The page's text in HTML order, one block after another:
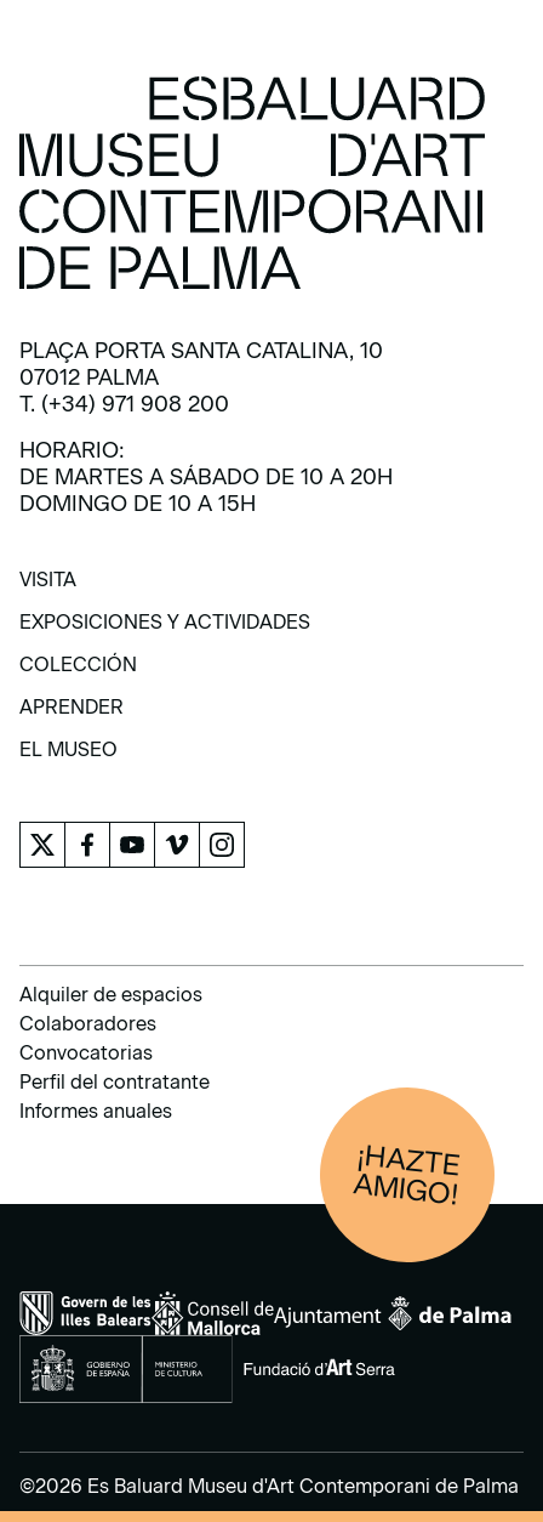
PLAÇA PORTA SANTA CATALINA, 10
07012 PALMA
T. (+34) 971 908 200
HORARIO:
DE MARTES A SÁBADO DE 10 A 20H
DOMINGO DE 10 A 15H
VISITA
VISITA
EXPOSICIONES Y ACTIVIDADES
EXPOSICIONES Y ACTIVIDADES
COLECCIÓN
COLECCIÓN
APRENDER
APRENDER
EL MUSEO
Alquiler de espacios
Colaboradores
Convocatorias
Perfil del contratante
Informes anuales
¡HAZTE
AM
IGO!
©2026 Es Baluard Museu d'Art Contemporani de Palma